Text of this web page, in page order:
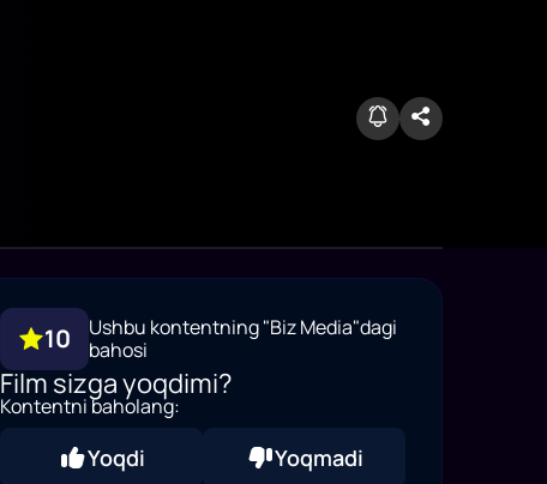
10
Ushbu kontentning "Biz Media"dagi
bahosi
Film sizga yoqdimi?
Kontentni baholang:
Yoqdi Yoqmadi